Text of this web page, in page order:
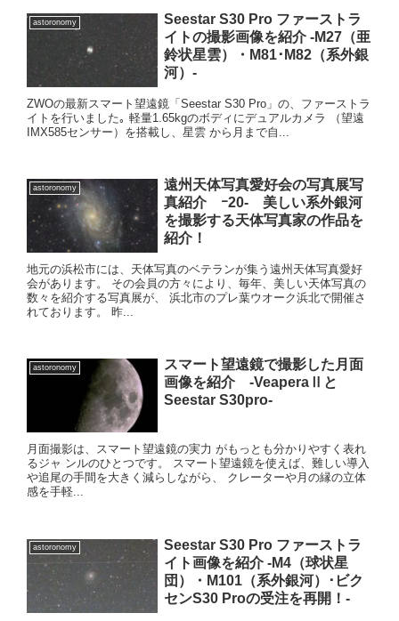
astoronomy
Seestar S30 Pro ファーストラ
イトの撮影画像を紹介 -M27（亜
鈴状星雲）・M81･M82（系外銀
河）-
ZWOの最新スマート望遠鏡「Seestar S30 Pro」の、ファーストラ
イトを行いました｡ 軽量1.65kgのボディにデュアルカメラ （望遠
IMX585センサー）を搭載し、星雲 から月まで自...
astoronomy
遠州天体写真愛好会の写真展写
真紹介 ｰ20- 美しい系外銀河
を撮影する天体写真家の作品を
紹介！
地元の浜松市には、天体写真のベテランが集う遠州天体写真愛好
会があります。 その会員の方々により、毎年、美しい天体写真の
数々を紹介する写真展が、 浜北市のプレ葉ウオーク浜北で開催さ
れております。 昨...
astoronomy
スマート望遠鏡で撮影した月面
画像を紹介 -VeaperaⅡと
Seestar S30pro-
月面撮影は、スマート望遠鏡の実力 がもっとも分かりやすく表れ
るジャ ンルのひとつです。 スマート望遠鏡を使えば、難しい導入
や追尾の手間を大きく減らしながら、 クレーターや月の縁の立体
感を手軽...
astoronomy
Seestar S30 Pro ファーストラ
イト画像を紹介 -M4（球状星
団）・M101（系外銀河）･ビク
センS30 Proの受注を再開！-